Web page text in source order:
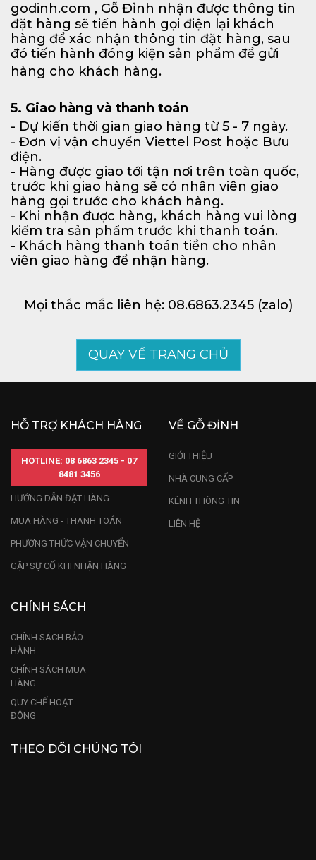
godinh.com , Gỗ Đỉnh nhận được thông tin
đặt hàng sẽ tiến hành gọi điện lại khách
hàng để xác nhận thông tin đặt hàng, sau
đó tiến hành đóng kiện sản phẩm để gửi
hàng cho khách hàng.
5. Giao hàng và thanh toán
- Dự kiến thời gian giao hàng từ 5 - 7 ngày.
- Đơn vị vận chuyển Viettel Post hoặc Bưu
điện.
- Hàng được giao tới tận nơi trên toàn quốc,
trước khi giao hàng sẽ có nhân viên giao
hàng gọi trước cho khách hàng.
- Khi nhận được hàng, khách hàng vui lòng
kiểm tra sản phẩm trước khi thanh toán.
- Khách hàng thanh toán tiền cho nhân
viên giao hàng để nhận hàng.
Mọi thắc mắc liên hệ: 08.6863.2345 (zalo)
QUAY VỀ TRANG CHỦ
HỖ TRỢ KHÁCH HÀNG
HOTLINE: 08 6863 2345 - 07
8481 3456
HƯỚNG DẪN ĐẶT HÀNG
MUA HÀNG - THANH TOÁN
PHƯƠNG THỨC VẬN CHUYỂN
GẶP SỰ CỐ KHI NHẬN HÀNG
VỀ GỖ ĐỈNH
GIỚI THIỆU
NHÀ CUNG CẤP
KÊNH THÔNG TIN
LIÊN HỆ
CHÍNH SÁCH
CHÍNH SÁCH BẢO
HÀNH
CHÍNH SÁCH MUA
HÀNG
QUY CHẾ HOẠT
ĐỘNG
THEO DÕI CHÚNG TÔI